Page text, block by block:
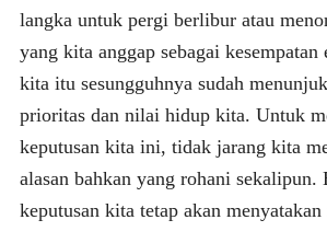
langka untuk pergi berlibur atau
yang kita anggap sebagai kesempatan
kita itu sesungguhnya sudah
prioritas dan nilai hidup kita. Untuk
keputusan kita ini, tidak jarang kita
alasan bahkan yang rohani sekalipun.
keputusan kita tetap akan